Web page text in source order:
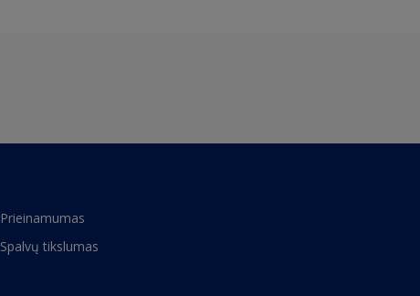
Prieinamumas
Spalvų tikslumas